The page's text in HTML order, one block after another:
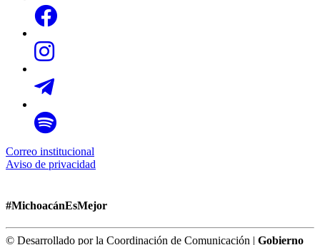
Correo institucional
Aviso de privacidad
#MichoacánEsMejor
© Desarrollado por la Coordinación de Comunicación | Gobierno